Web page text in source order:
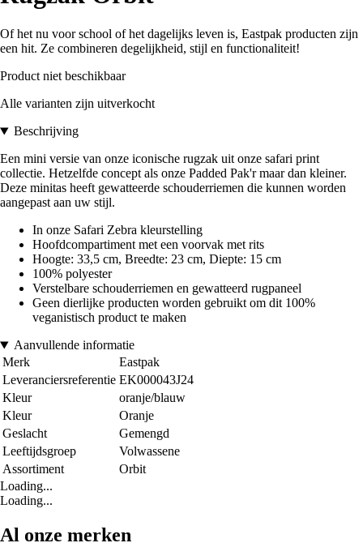
Of het nu voor school of het dagelijks leven is, Eastpak producten zijn
een hit. Ze combineren degelijkheid, stijl en functionaliteit!
Product niet beschikbaar
Alle varianten zijn uitverkocht
Beschrijving
Een mini versie van onze iconische rugzak uit onze safari print
collectie. Hetzelfde concept als onze Padded Pak'r maar dan kleiner.
Deze minitas heeft gewatteerde schouderriemen die kunnen worden
aangepast aan uw stijl.
In onze Safari Zebra kleurstelling
Hoofdcompartiment met een voorvak met rits
Hoogte: 33,5 cm, Breedte: 23 cm, Diepte: 15 cm
100% polyester
Verstelbare schouderriemen en gewatteerd rugpaneel
Geen dierlijke producten worden gebruikt om dit 100%
veganistisch product te maken
Aanvullende informatie
Merk
Eastpak
Leveranciersreferentie EK000043J24
Kleur
oranje/blauw
Kleur
Oranje
Geslacht
Gemengd
Leeftijdsgroep
Volwassene
Assortiment
Orbit
Loading...
Loading...
Al onze merken